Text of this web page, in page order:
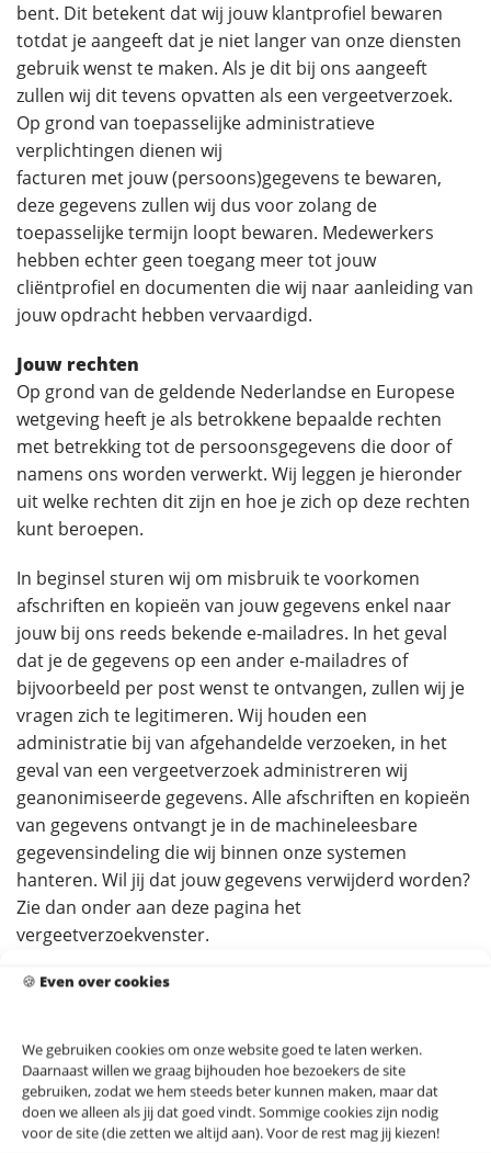
🍪 Even over cookies
We gebruiken cookies om onze website goed te laten werken.
Daarnaast willen we graag bijhouden hoe bezoekers de site
gebruiken, zodat we hem steeds beter kunnen maken, maar dat
doen we alleen als jij dat goed vindt. Sommige cookies zijn nodig
voor de site (die zetten we altijd aan). Voor de rest mag jij kiezen!
bent. Dit betekent dat wij jouw klantprofiel bewaren
totdat je aangeeft dat je niet langer van onze diensten
gebruik wenst te maken. Als je dit bij ons aangeeft
zullen wij dit tevens opvatten als een vergeetverzoek.
Op grond van toepasselijke administratieve
verplichtingen dienen wij
facturen met jouw (persoons)gegevens te bewaren,
deze gegevens zullen wij dus voor zolang de
toepasselijke termijn loopt bewaren. Medewerkers
hebben echter geen toegang meer tot jouw
cliëntprofiel en documenten die wij naar aanleiding van
jouw opdracht hebben vervaardigd.
Jouw rechten
Op grond van de geldende Nederlandse en Europese
wetgeving heeft je als betrokkene bepaalde rechten
met betrekking tot de persoonsgegevens die door of
namens ons worden verwerkt. Wij leggen je hieronder
uit welke rechten dit zijn en hoe je zich op deze rechten
kunt beroepen.
In beginsel sturen wij om misbruik te voorkomen
afschriften en kopieën van jouw gegevens enkel naar
jouw bij ons reeds bekende e-mailadres. In het geval
dat je de gegevens op een ander e-mailadres of
bijvoorbeeld per post wenst te ontvangen, zullen wij je
vragen zich te legitimeren. Wij houden een
administratie bij van afgehandelde verzoeken, in het
geval van een vergeetverzoek administreren wij
geanonimiseerde gegevens. Alle afschriften en kopieën
van gegevens ontvangt je in de machineleesbare
gegevensindeling die wij binnen onze systemen
hanteren. Wil jij dat jouw gegevens verwijderd worden?
Zie dan onder aan deze pagina het
vergeetverzoekvenster.
je heeft te allen tijde het recht om een klacht in te
vermoedt dat wij jouw persoonsgegevens op een
verkeerde manier gebruiken.
Inzagerecht
U heeft altijd het recht om de gegevens die wij (laten)